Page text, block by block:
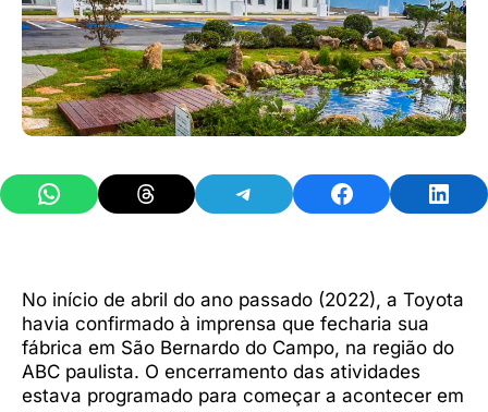
Share on WhatsAppShare on ThreadsShare on TelegramShare on Facebook
No início de abril do ano passado (2022), a Toyota
havia confirmado à imprensa que fecharia sua
fábrica em São Bernardo do Campo, na região do
ABC paulista. O encerramento das atividades
estava programado para começar a acontecer em